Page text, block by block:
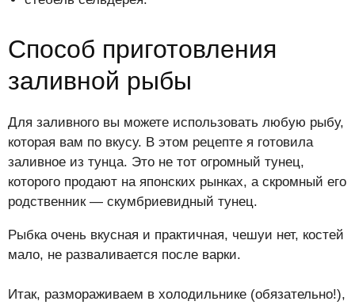
Способ приготовления
заливной рыбы
Для заливного вы можете использовать любую рыбу,
которая вам по вкусу. В этом рецепте я готовила
заливное из тунца. Это не тот огромный тунец,
которого продают на японских рынках, а скромный его
родственник — скумбриевидный тунец.
Рыбка очень вкусная и практичная, чешуи нет, костей
мало, не разваливается после варки.
Итак, размораживаем в холодильнике (обязательно!),